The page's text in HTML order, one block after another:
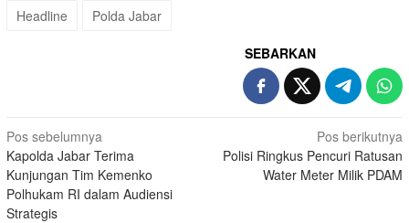
Headline Polda Jabar
SEBARKAN
Navigasi
pos
Pos sebelumnya
Kapolda Jabar Terima
Kunjungan Tim Kemenko
Polhukam RI dalam Audiensi
Strategis
Pos berikutnya
Polisi Ringkus Pencuri Ratusan
Water Meter Milik PDAM